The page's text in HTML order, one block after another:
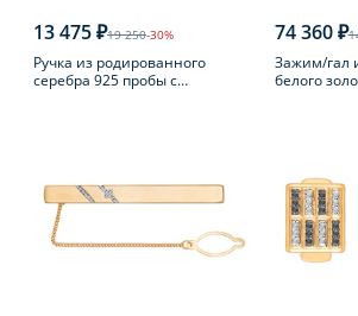
13 475 ₽19 250-30%
Ручка из родированного
серебра 925 пробы с
74 360 ₽
Зажим/гал
белого